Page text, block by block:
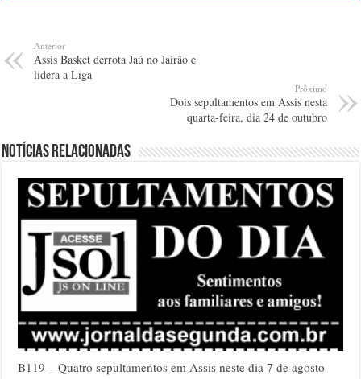
Anterior
Assis Basket derrota Jaú no Jairão e
lidera a Liga
Próximo
Dois sepultamentos em Assis nesta
quarta-feira, dia 24 de outubro
Notícias relacionadas
B119 – Quatro sepultamentos em Assis neste dia 7 de agosto